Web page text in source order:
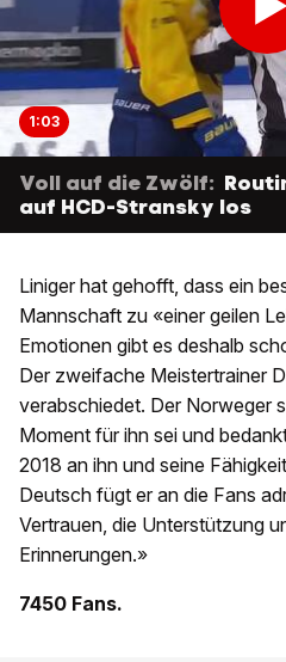
1:03
Voll auf die Zwölf:
auf HCD-Stransky los
Liniger hat gehofft, dass ein
Mannschaft zu «einer geilen
Emotionen gibt es deshalb
Der zweifache Meistertrainer
verabschiedet. Der Norweger
Moment für ihn sei und
2018 an ihn und seine
Deutsch fügt er an die Fans
Vertrauen, die Unterstützung
Erinnerungen.»
7450 Fans.